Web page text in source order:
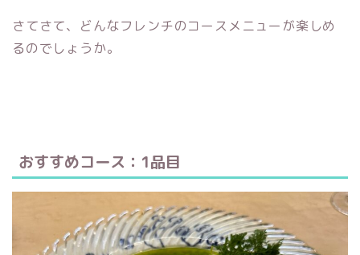
さてさて、どんなフレンチのコースメニューが楽しめ
るのでしょうか。
おすすめコース：1品目